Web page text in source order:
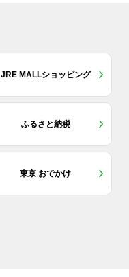
JRE MALLショッピング
ふるさと納税
東京 おでかけ